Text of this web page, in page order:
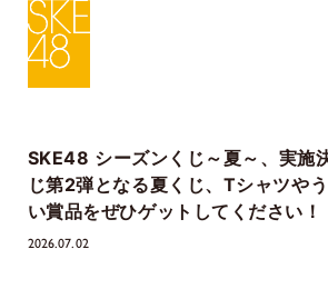
SKE48 シーズンくじ～夏～、実施
じ第2弾となる夏くじ、Tシャツや
い賞品をぜひゲットしてください！
2026.07.02